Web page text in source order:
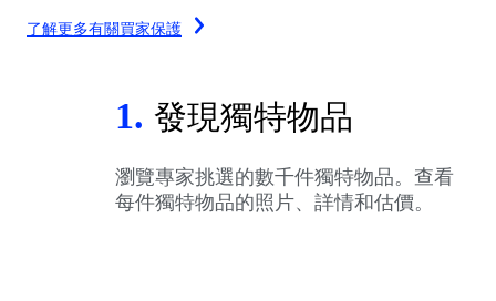
了解更多有關買家保護
1. 發現獨特物品
瀏覽專家挑選的數千件獨特物品。查看
每件獨特物品的照片、詳情和估價。